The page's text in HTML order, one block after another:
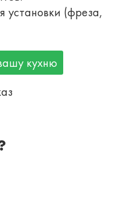
установки (фреза,
кухню